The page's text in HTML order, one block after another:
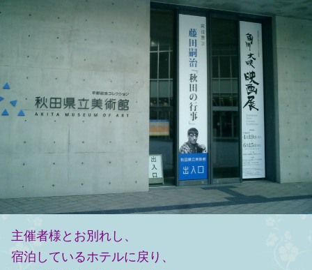
主催者様とお別れし、
宿泊しているホテルに戻り、